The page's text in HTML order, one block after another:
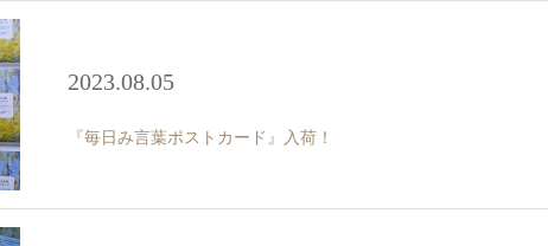
2023.08.05
『毎日み言葉ポストカード』入荷！